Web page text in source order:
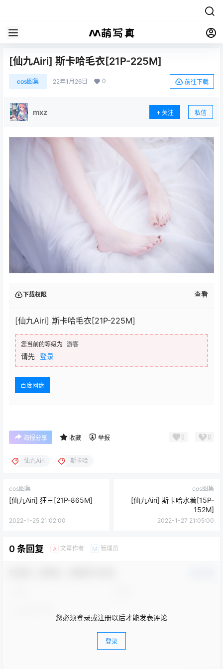
[仙九Airi] 斯卡哈毛衣[21P-225M]
cos图集 22年1月26日 0 前往下载
mxz 关注 私信
下载权限 查看
[仙九Airi] 斯卡哈毛衣[21P-225M]
您当前的等级为 游客
请先 登录
百度网盘
海报分享 收藏 举报 0 0
仙九Airi 斯卡哈
cos图集
[仙九Airi] 狂三[21P-865M]
2022-1-25 21:02:00
cos图集
[仙九Airi] 斯卡哈水着[15P-
152M]
2022-1-27 21:05:00
0 条回复 A 文章作者 M 管理员
您必须登录或注册以后才能发表评论
登录